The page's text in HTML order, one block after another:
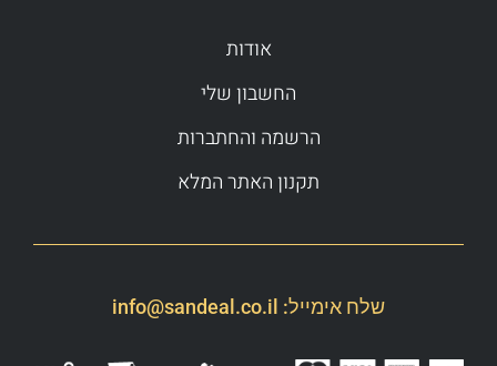
אודות
החשבון שלי
הרשמה והחתברות
תקנון האתר המלא
שלח אימייל: info@sandeal.co.il